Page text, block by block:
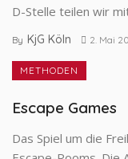
D-Stelle teilen wir
By KjG Köln 2. Mai
METHODEN
Escape Games
Das Spiel um die